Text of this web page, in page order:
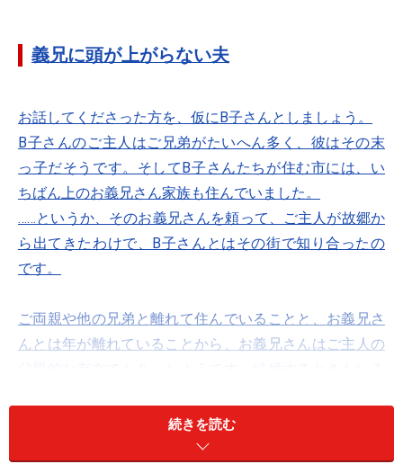
義兄に頭が上がらない夫
お話してくださった方を、仮にB子さんとしましょう。
B子さんのご主人はご兄弟がたいへん多く、彼はその末
っ子だそうです。そしてB子さんたちが住む市には、い
ちばん上のお義兄さん家族も住んでいました。
……というか、そのお義兄さんを頼って、ご主人が故郷か
ら出てきたわけで、B子さんとはその街で知り合ったの
です。
ご両親や他の兄弟と離れて住んでいることと、お義兄さ
んとは年が離れていることから、お義兄さんはご主人の
たいへん感謝はしているそうなのですが……。
続きを読む